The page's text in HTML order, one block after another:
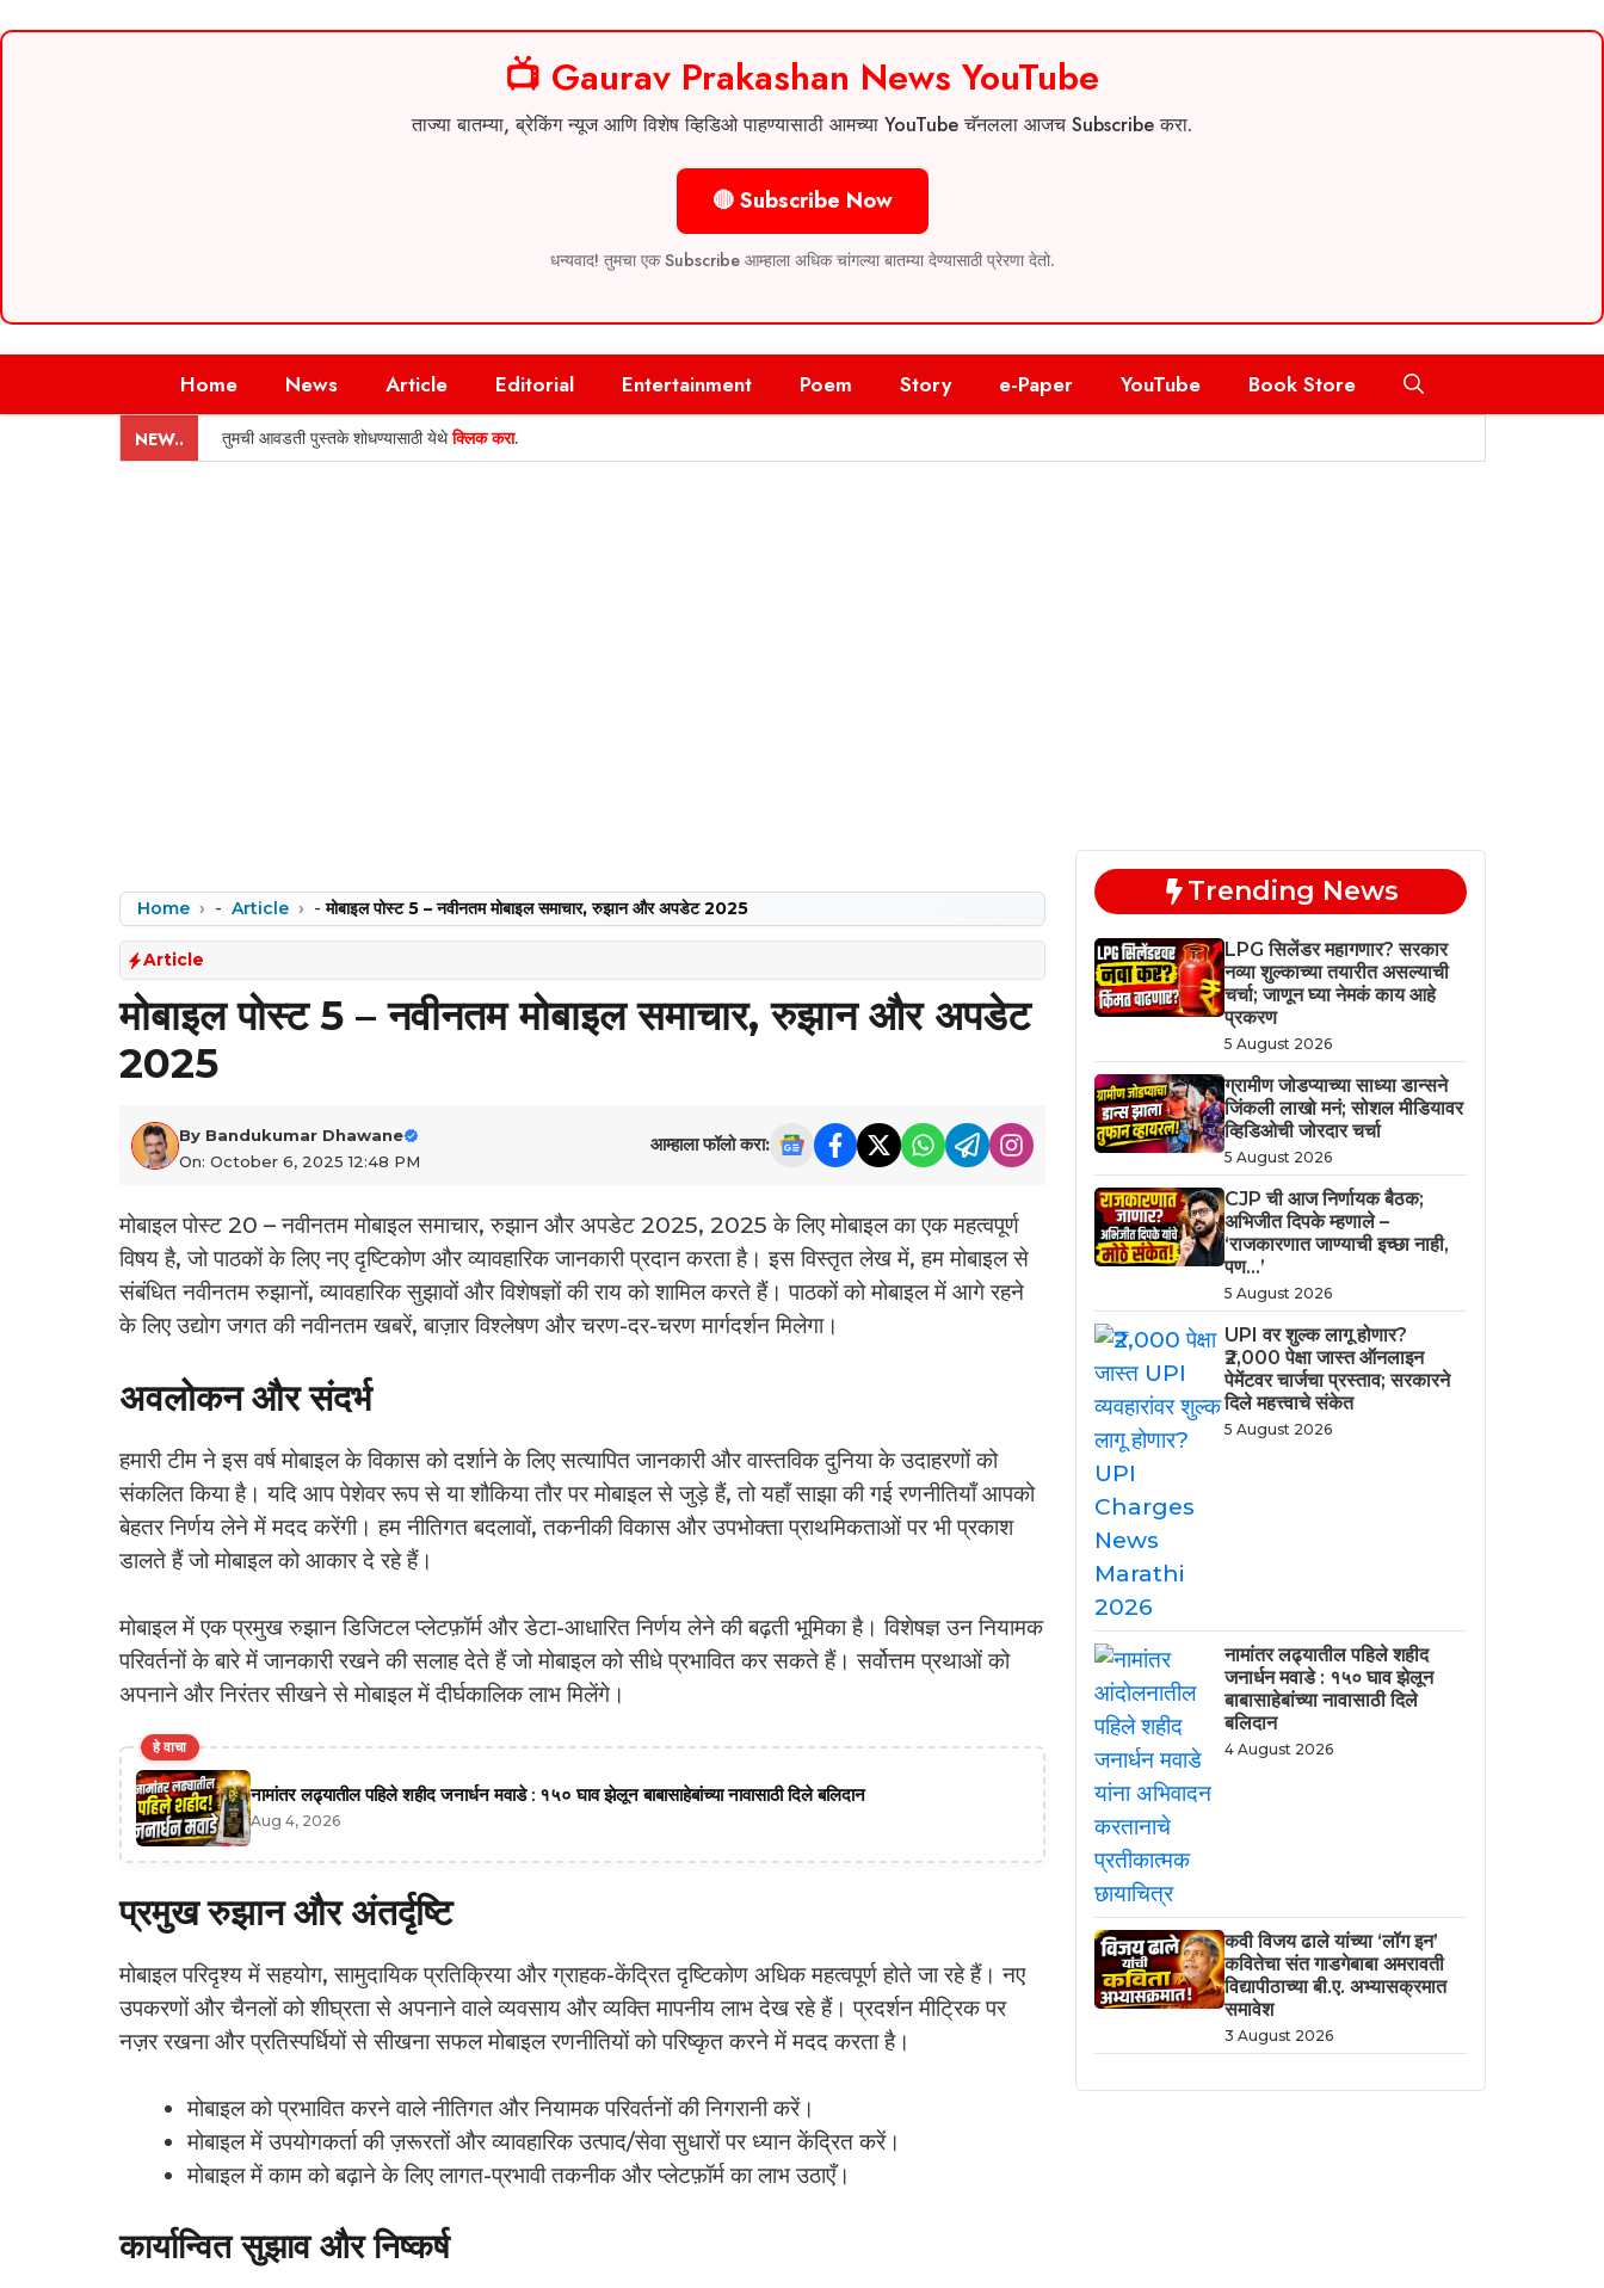
📺 Gaurav Prakashan News YouTube
ताज्या बातम्या, ब्रेकिंग न्यूज आणि विशेष व्हिडिओ पाहण्यासाठी आमच्या YouTube चॅनलला आजच Subscribe करा.
🔴 Subscribe Now
धन्यवाद! तुमचा एक Subscribe आम्हाला अधिक चांगल्या बातम्या देण्यासाठी प्रेरणा देतो.
Home News Article Editorial Entertainment Poem Story e-Paper YouTube Book Store
NEW.. तुमची आवडती पुस्तके शोधण्यासाठी येथेक्लिक करा.
Home - Article -मोबाइल पोस्ट 5 – नवीनतम मोबाइल समाचार, रुझान और अपडेट 2025
Article
मोबाइल पोस्ट 5 – नवीनतम मोबाइल समाचार, रुझान और अपडेट
2025
By Bandukumar Dhawane
On: October 6, 2025 12:48 PM
आम्हाला फॉलो करा:
मोबाइल पोस्ट 20 – नवीनतम मोबाइल समाचार, रुझान और अपडेट 2025, 2025 के लिए मोबाइल का एक महत्वपूर्ण
विषय है, जो पाठकों के लिए नए दृष्टिकोण और व्यावहारिक जानकारी प्रदान करता है। इस विस्तृत लेख में, हम मोबाइल से
संबंधित नवीनतम रुझानों, व्यावहारिक सुझावों और विशेषज्ञों की राय को शामिल करते हैं। पाठकों को मोबाइल में आगे रहने
के लिए उद्योग जगत की नवीनतम खबरें, बाज़ार विश्लेषण और चरण-दर-चरण मार्गदर्शन मिलेगा।
अवलोकन और संदर्भ
हमारी टीम ने इस वर्ष मोबाइल के विकास को दर्शाने के लिए सत्यापित जानकारी और वास्तविक दुनिया के उदाहरणों को
संकलित किया है। यदि आप पेशेवर रूप से या शौकिया तौर पर मोबाइल से जुड़े हैं, तो यहाँ साझा की गई रणनीतियाँ आपको
बेहतर निर्णय लेने में मदद करेंगी। हम नीतिगत बदलावों, तकनीकी विकास और उपभोक्ता प्राथमिकताओं पर भी प्रकाश
डालते हैं जो मोबाइल को आकार दे रहे हैं।
मोबाइल में एक प्रमुख रुझान डिजिटल प्लेटफ़ॉर्म और डेटा-आधारित निर्णय लेने की बढ़ती भूमिका है। विशेषज्ञ उन नियामक
परिवर्तनों के बारे में जानकारी रखने की सलाह देते हैं जो मोबाइल को सीधे प्रभावित कर सकते हैं। सर्वोत्तम प्रथाओं को
अपनाने और निरंतर सीखने से मोबाइल में दीर्घकालिक लाभ मिलेंगे।
हे वाचा
नामांतर लढ्यातील पहिले शहीद जनार्धन मवाडे : १५० घाव झेलून बाबासाहेबांच्या नावासाठी दिले बलिदान
Aug 4, 2026
प्रमुख रुझान और अंतर्दृष्टि
मोबाइल परिदृश्य में सहयोग, सामुदायिक प्रतिक्रिया और ग्राहक-केंद्रित दृष्टिकोण अधिक महत्वपूर्ण होते जा रहे हैं। नए
उपकरणों और चैनलों को शीघ्रता से अपनाने वाले व्यवसाय और व्यक्ति मापनीय लाभ देख रहे हैं। प्रदर्शन मीट्रिक पर
नज़र रखना और प्रतिस्पर्धियों से सीखना सफल मोबाइल रणनीतियों को परिष्कृत करने में मदद करता है।
मोबाइल को प्रभावित करने वाले नीतिगत और नियामक परिवर्तनों की निगरानी करें।
मोबाइल में उपयोगकर्ता की ज़रूरतों और व्यावहारिक उत्पाद/सेवा सुधारों पर ध्यान केंद्रित करें।
मोबाइल में काम को बढ़ाने के लिए लागत-प्रभावी तकनीक और प्लेटफ़ॉर्म का लाभ उठाएँ।
कार्यान्वित सुझाव और निष्कर्ष
Trending News
LPG सिलेंडर महागणार? सरकार
नव्या शुल्काच्या तयारीत असल्याची
चर्चा; जाणून घ्या नेमकं काय आहे
प्रकरण
5 August 2026
ग्रामीण जोडप्याच्या साध्या डान्सने
जिंकली लाखो मनं; सोशल मीडियावर
व्हिडिओची जोरदार चर्चा
5 August 2026
CJP ची आज निर्णायक बैठक;
अभिजीत दिपके म्हणाले –
‘राजकारणात जाण्याची इच्छा नाही,
पण…’
5 August 2026
UPI वर शुल्क लागू होणार?
₹2,000 पेक्षा जास्त ऑनलाइन
पेमेंटवर चार्जचा प्रस्ताव; सरकारने
दिले महत्त्वाचे संकेत
5 August 2026
नामांतर लढ्यातील पहिले शहीद
जनार्धन मवाडे : १५० घाव झेलून
बाबासाहेबांच्या नावासाठी दिले
बलिदान
4 August 2026
कवी विजय ढाले यांच्या ‘लॉग इन’
कवितेचा संत गाडगेबाबा अमरावती
विद्यापीठाच्या बी.ए. अभ्यासक्रमात
समावेश
3 August 2026